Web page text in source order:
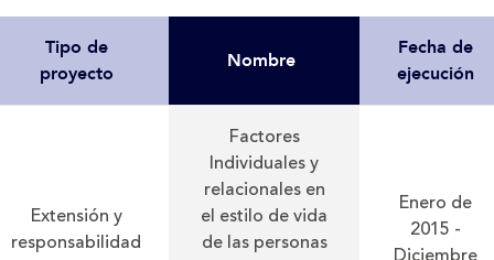
Tipo de
proyecto
Nombre
Fecha de
ejecución
Extensión y
responsabilidad
Factores
Individuales y
relacionales en
el estilo de vida
de las personas
Enero de
2015 -